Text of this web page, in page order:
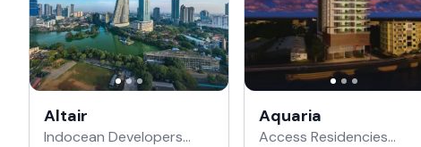
Altair
Indocean Developers
Aquaria
Access Residencies